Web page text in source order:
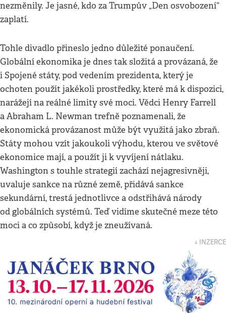
nezměnily. Je jasné, kdo za Trumpův „Den osvobození“
zaplatí.
Tohle divadlo přineslo jedno důležité ponaučení.
Globální ekonomika je dnes tak složitá a provázaná, že
i Spojené státy, pod vedením prezidenta, který je
ochoten použít jakékoli prostředky, které má k dispozici,
narážejí na reálné limity své moci. Vědci Henry Farrell
a Abraham L. Newman trefně poznamenali, že
ekonomická provázanost může být využitá jako zbraň.
Státy mohou vzít jakoukoli výhodu, kterou ve světové
ekonomice mají, a použít ji k vyvíjení nátlaku.
Washington s touhle strategií zachází nejagresivněji,
uvaluje sankce na různé země, přidává sankce
sekundární, trestá jednotlivce a odstřihává národy
od globálních systémů. Teď vidíme skutečné meze této
moci a co způsobí, když je zneužívaná.
↓ INZERCE